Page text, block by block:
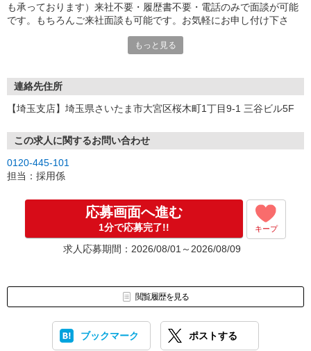
も承っております）来社不要・履歴書不要・電話のみで面談が可能
です。もちろんご来社面談も可能です。お気軽にお申し付け下さ
もっと見る
連絡先住所
【埼玉支店】埼玉県さいたま市大宮区桜木町1丁目9-1 三谷ビル5F
この求人に関するお問い合わせ
0120-445-101
担当：採用係
応募画面へ進む
1分で応募完了!! キープ
求人応募期間：2026/08/01～2026/08/09
閲覧履歴を見る
ブックマーク ポストする